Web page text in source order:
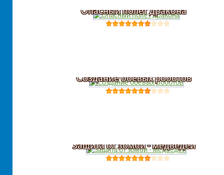
Опасный полет дракона
Создание боевых роботов
Защита от зомби - медведей